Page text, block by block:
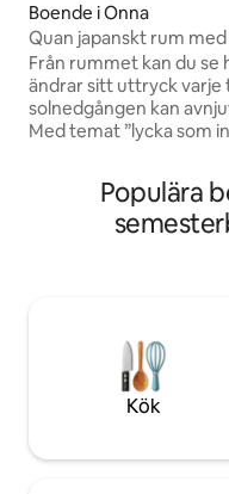
Boende i Onna
Quan japanskt rum
privat bastu, retreat
Från rummet kan du se
ändrar sitt uttryck varje
solnedgången kan
Med temat ”lycka som
strävar Quan efter att
en rad olika
och inre frid, inklusive
havsutsikten över Onna
dessutom till att läsa det
avsnittet (“Annat värt
användningen av
avgift. ✴︎ Foton av hela värdshuset visar
Populära
Kök